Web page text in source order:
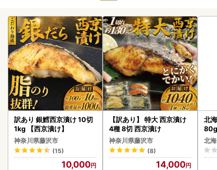
訳あり 銀鱈西京漬け 10切
1kg 【西京漬け】
神奈川県藤沢市
(15)
10,000
【訳あり】 特大 西京漬け
4種 8切 西京漬け
神奈川県藤沢市
(8)
14,000
北
ク
く
道
北